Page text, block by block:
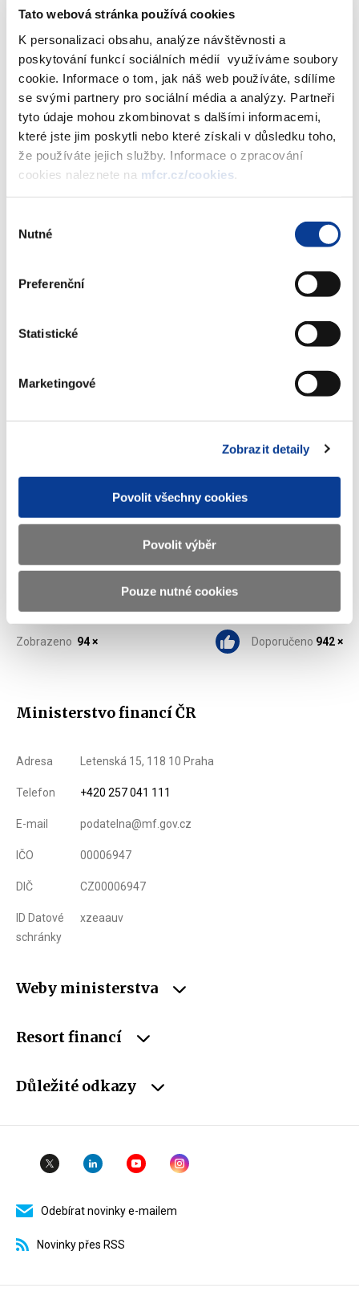
Tato webová stránka používá cookies
K personalizaci obsahu, analýze návštěvnosti a
poskytování funkcí sociálních médií využíváme soubory
cookie. Informace o tom, jak náš web používáte, sdílíme
se svými partnery pro sociální média a analýzy. Partneři
tyto údaje mohou zkombinovat s dalšími informacemi,
které jste jim poskytli nebo které získali v důsledku toho,
že používáte jejich služby. Informace o zpracování
cookies naleznete na mfcr.cz/cookies
souhlasu
Nutné
Preferenční
Statistické
Marketingové
Zobrazit detaily
Povolit všechny cookies
Povolit výběr
Pouze nutné cookies
cenových kontrolách za rok 2010
krajský živnostenský úřad – Přehled o provedených
cenových kontrolách a rozhodnutí o uložení pokuty za rok
2010
Městský úřad Prostějov, Finanční odbor – Přehled o
provedených cenových kontrolách a rozhodnutí o uložení
pokuty za rok 2010
Magistrát města Přerova, odbor finanční – Přehled o
provedených cenových kontrolách za rok 2010
Městský úřad Šumperk, odbor Obecní živnostenský úřad –
Přehled o provedených cenových kontrolách za rok 2010
Magistrát města Zlína – odbor živnostenský – Přehled o
pokuty za rok 2010
Cenový věstník 2011-03 (406 kB)
Zobrazeno 94 × Doporučeno 942 ×
Ministerstvo financí ČR
Adresa Letenská 15, 118 10 Praha
Telefon +420 257 041 111
E-mail podatelna@mf.gov.cz
IČO 00006947
DIČ CZ00006947
ID Datové
schránky
xzeaauv
Weby ministerstva
Resort financí
Důležité odkazy
Odebírat novinky e-mailem
Novinky přes RSS